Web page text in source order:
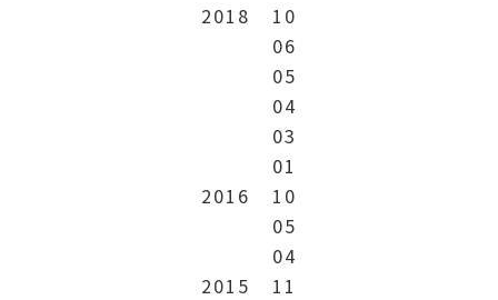
2018
10
06
05
04
03
01
2016
10
05
04
2015
11